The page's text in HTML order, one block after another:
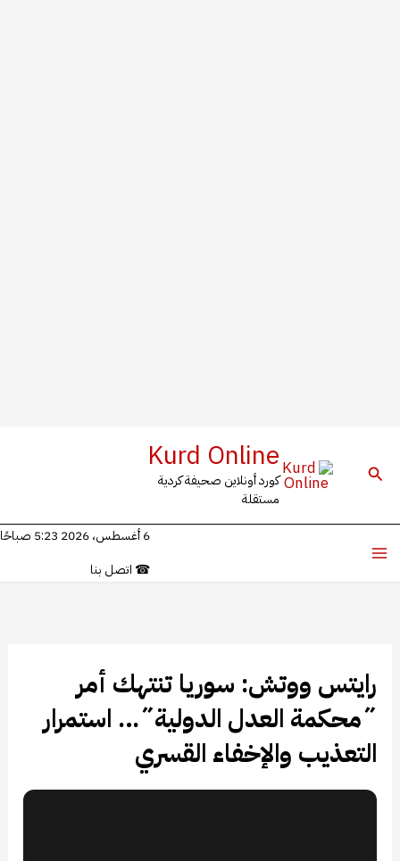
البحث Kurd Online
كورد أونلاين صحيفة كردية
مستقلة
6 أغسطس، 2026 5:23 صباحًا
☎ اتصل بنا
رايتس ووتش: سوريا تنتهك أمر
˝محكمة العدل الدولية˝… استمرار
التعذيب والإخفاء القسري